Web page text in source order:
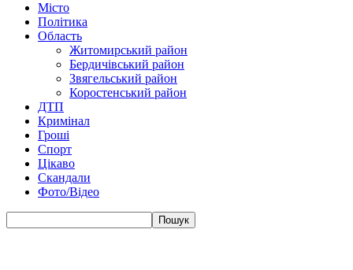
Місто
Політика
Область
Житомирський район
Бердичівський район
Звягельський район
Коростенський район
ДТП
Кримінал
Гроші
Спорт
Цікаво
Скандали
Фото/Відео